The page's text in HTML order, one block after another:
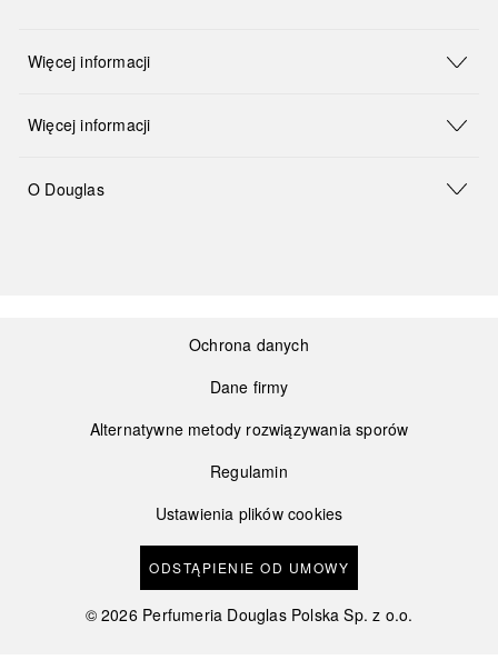
Więcej informacji
Więcej informacji
O Douglas
Ochrona danych
Dane firmy
Alternatywne metody rozwiązywania sporów
Regulamin
Ustawienia plików cookies
ODSTĄPIENIE OD UMOWY
©2026 Perfumeria Douglas Polska Sp. z o.o.